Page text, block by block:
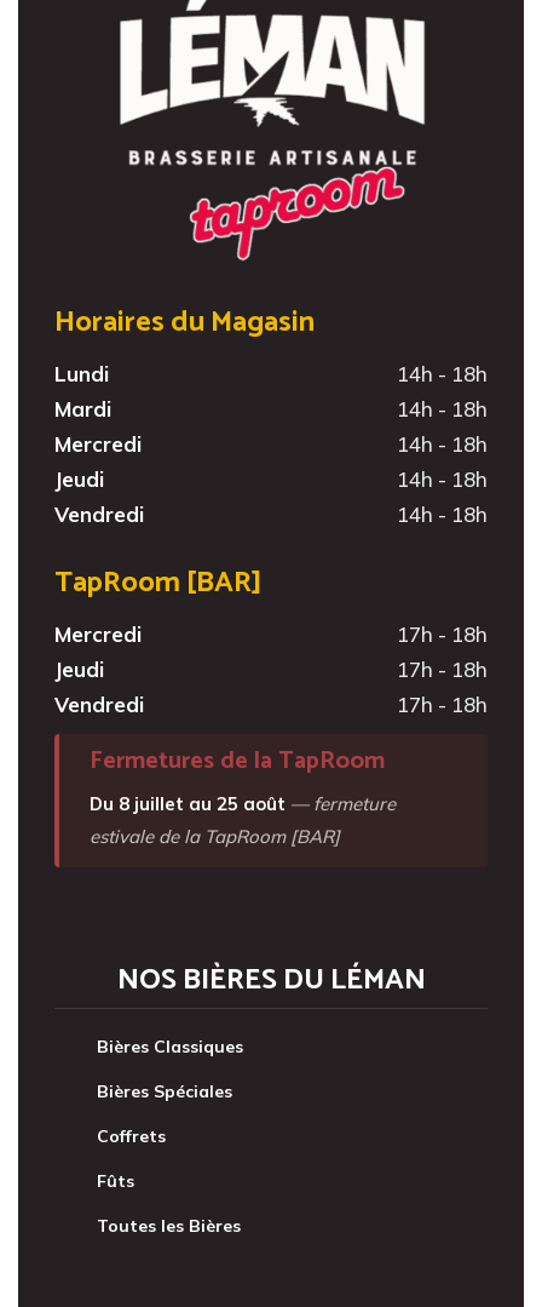
Horaires du Magasin
Lundi
14h - 18h
Mardi
14h - 18h
Mercredi
14h - 18h
Jeudi
14h - 18h
Vendredi
14h - 18h
TapRoom [BAR]
Mercredi
17h - 18h
Jeudi
17h - 18h
Vendredi
17h - 18h
Fermetures de la TapRoom
Du 8 juillet au 25 août — fermeture
estivale de la TapRoom [BAR]
NOS BIÈRES DU LÉMAN
Bières Classiques
Bières Spéciales
Coffrets
Fûts
Toutes les Bières